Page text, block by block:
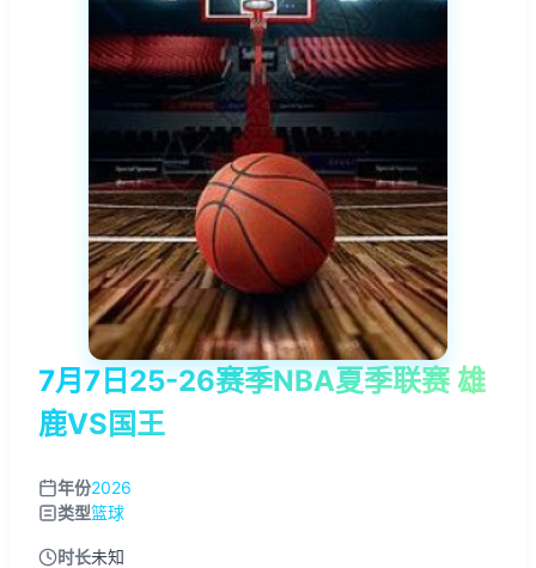
7月7日25-26赛季NBA夏季联赛 雄
鹿VS国王
年份2026
类型篮球
时长未知